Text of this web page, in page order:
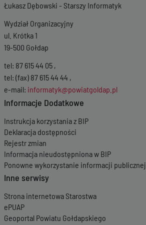
Łukasz Dębowski - Starszy Informatyk
Wydział Organizacyjny
ul. Krótka 1
19-500 Gołdap
tel: 87 615 44 05 ,
tel: (fax) 87 615 44 44 ,
e-mail: informatyk@powiatgoldap.pl
Informacje Dodatkowe
Instrukcja korzystania z BIP
Deklaracja dostępności
Rejestr zmian
Informacja nieudostępniona w BIP
Ponowne wykorzystanie informacji publicznej
Inne serwisy
Strona internetowa Starostwa
ePUAP
Geoportal Powiatu Gołdapskiego